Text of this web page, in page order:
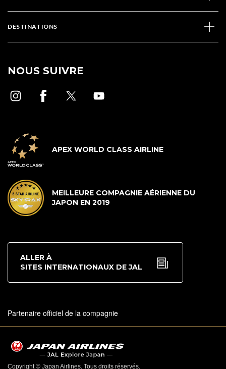
DESTINATIONS
NOUS SUIVRE
APEX WORLD CLASS AIRLINE
MEILLEURE COMPAGNIE AÉRIENNE DU
JAPON EN 2019
ALLER À
SITES INTERNATIONAUX DE JAL
Partenaire officiel de la compagnie
Copyright © Japan Airlines. Tous droits réservés.